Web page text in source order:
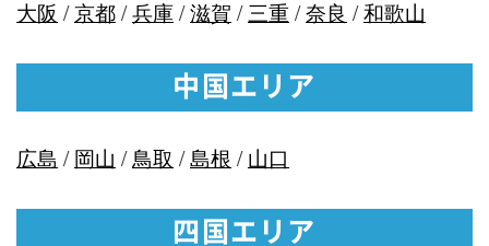
大阪 /京都/兵庫/滋賀 /三重 /奈良 /和歌山
中国エリア
広島 /岡山 /鳥取 /島根 /山口
四国エリア